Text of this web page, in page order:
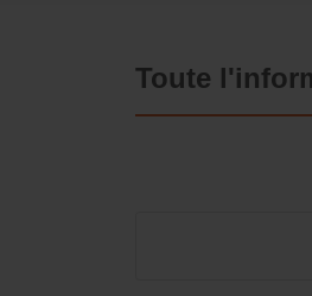
Toute